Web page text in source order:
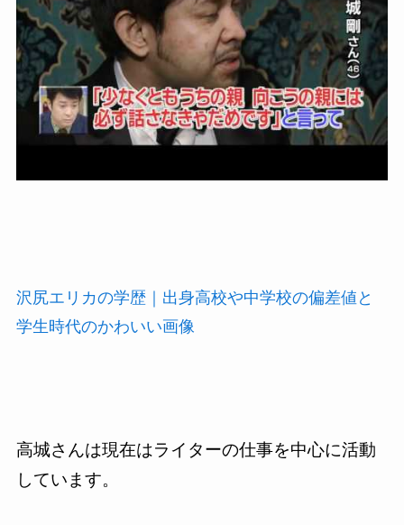
沢尻エリカの学歴｜出身高校や中学校の偏差値と
学生時代のかわいい画像
高城さんは現在はライターの仕事を中心に活動
しています。